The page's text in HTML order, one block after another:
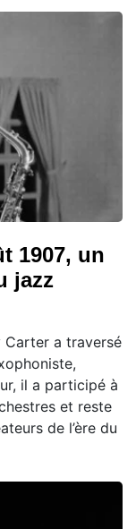
1907, un
jazz
Carter a traversé
il a participé à
et reste
de l’ère du